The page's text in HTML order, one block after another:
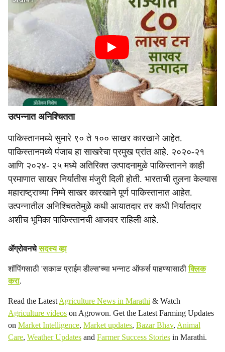
उत्पन्नात अनिश्चितता
पाकिस्तानमध्ये सुमारे ९० ते १०० साखर कारखाने आहेत.
पाकिस्तानमध्ये पंजाब हा साखरेचा प्रमुख प्रांत आहे. २०२०-२१
आणि २०२४- २५ मध्ये अतिरिक्त उत्पादनामुळे पाकिस्तानने काही
प्रमाणात साखर निर्यातीस मंजुरी दिली होती. भारताची तुलना केल्यास
महाराष्ट्राच्या निम्मे साखर कारखाने पूर्ण पाकिस्तानात आहेत.
उत्पन्नातील अनिश्चिततेमुळे कधी आयातदार तर कधी निर्यातदार
अशीच भूमिका पाकिस्तानची आजवर राहिली आहे.
ॲग्रोवनचेसदस्य व्हा
शॉपिंगसाठी 'सकाळ प्राईम डील्स'च्या भन्नाट ऑफर्स पाहण्यासाठीक्लिक
करा.
Read the Latest Agriculture News in Marathi & Watch
Agriculture videos on Agrowon. Get the Latest Farming Updates
on Market Intelligence, Market updates, Bazar Bhav, Animal
Care, Weather Updates and Farmer Success Stories in Marathi.